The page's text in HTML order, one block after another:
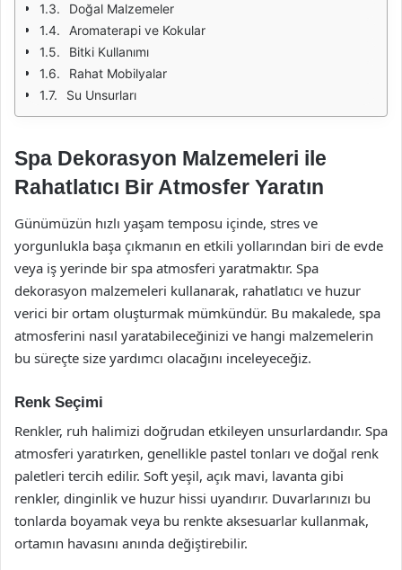
Doğal Malzemeler
Aromaterapi ve Kokular
Bitki Kullanımı
Rahat Mobilyalar
Su Unsurları
Spa Dekorasyon Malzemeleri ile
Rahatlatıcı Bir Atmosfer Yaratın
Günümüzün hızlı yaşam temposu içinde, stres ve
yorgunlukla başa çıkmanın en etkili yollarından biri de evde
veya iş yerinde bir spa atmosferi yaratmaktır. Spa
dekorasyon malzemeleri kullanarak, rahatlatıcı ve huzur
verici bir ortam oluşturmak mümkündür. Bu makalede, spa
atmosferini nasıl yaratabileceğinizi ve hangi malzemelerin
bu süreçte size yardımcı olacağını inceleyeceğiz.
Renk Seçimi
Renkler, ruh halimizi doğrudan etkileyen unsurlardandır. Spa
atmosferi yaratırken, genellikle pastel tonları ve doğal renk
paletleri tercih edilir. Soft yeşil, açık mavi, lavanta gibi
renkler, dinginlik ve huzur hissi uyandırır. Duvarlarınızı bu
tonlarda boyamak veya bu renkte aksesuarlar kullanmak,
ortamın havasını anında değiştirebilir.